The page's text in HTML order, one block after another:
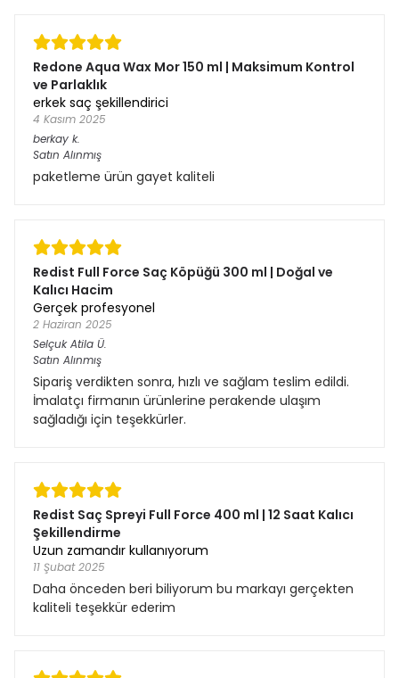
Redone Aqua Wax Mor 150 ml | Maksimum Kontrol
ve Parlaklık
erkek saç şekillendirici
4 Kasım 2025
berkay k.
Satın Alınmış
paketleme ürün gayet kaliteli
Redist Full Force Saç Köpüğü 300 ml | Doğal ve
Kalıcı Hacim
Gerçek profesyonel
2 Haziran 2025
Selçuk Atila Ü.
Satın Alınmış
Sipariş verdikten sonra, hızlı ve sağlam teslim edildi.
İmalatçı firmanın ürünlerine perakende ulaşım
sağladığı için teşekkürler.
Redist Saç Spreyi Full Force 400 ml | 12 Saat Kalıcı
Şekillendirme
Uzun zamandır kullanıyorum
11 Şubat 2025
Daha önceden beri biliyorum bu markayı gerçekten
kaliteli teşekkür ederim